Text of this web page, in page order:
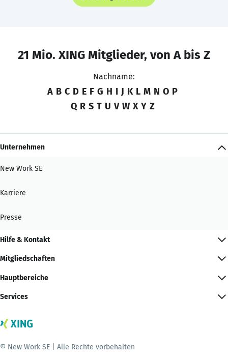
21 Mio. XING Mitglieder, von A bis Z
Nachname:
A B C D E F G H I J K L M N O P
Q R S T U V W X Y Z
Unternehmen
New Work SE
Karriere
Presse
Hilfe & Kontakt
Mitgliedschaften
Hauptbereiche
Services
© New Work SE | Alle Rechte vorbehalten